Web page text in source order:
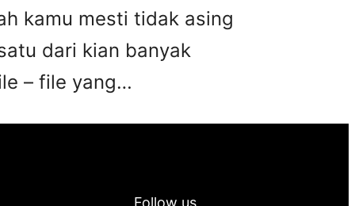
kamu mesti tidak asing
dari kian banyak
– file yang…
Follow us